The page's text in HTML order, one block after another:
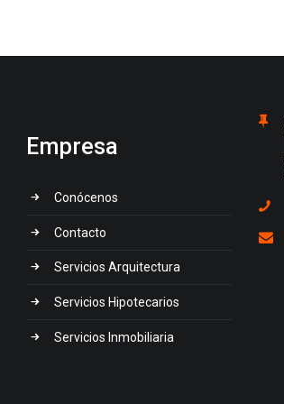
Empresa
Conócenos
Contacto
Servicios Arquitectura
Servicios Hipotecarios
Servicios Inmobiliaria